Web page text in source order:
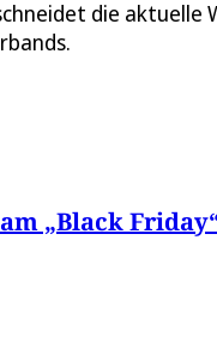
die aktuelle
„Black